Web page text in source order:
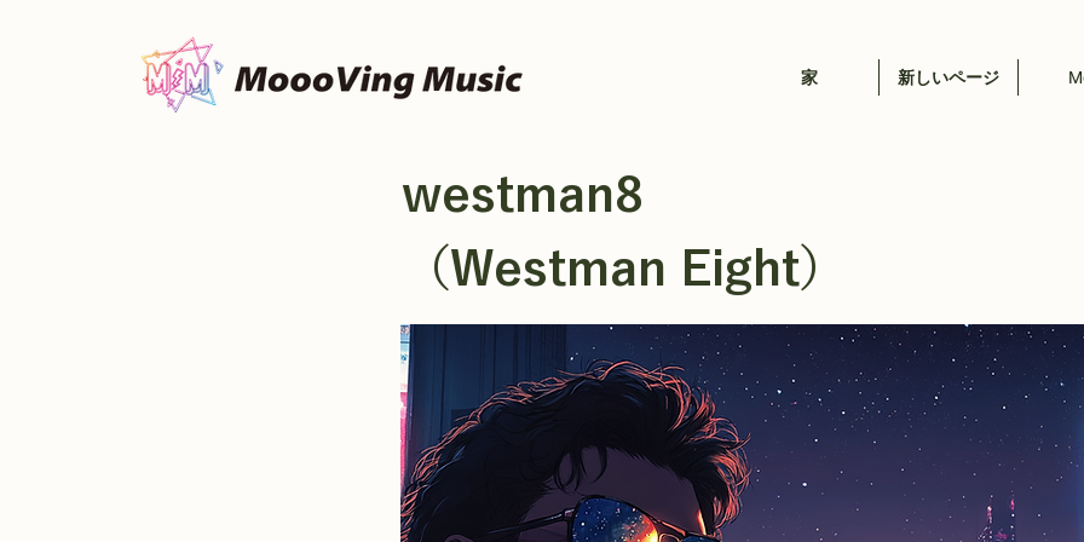
家 新しいページ
westman8
（Westman Eight）